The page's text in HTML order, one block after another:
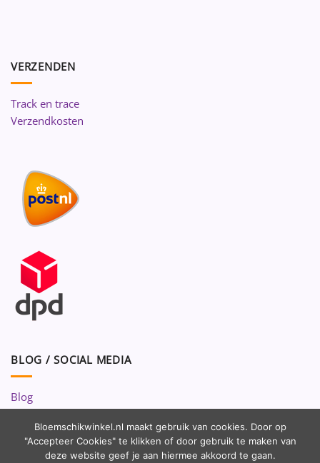
VERZENDEN
Track en trace
Verzendkosten
BLOG / SOCIAL MEDIA
Blog
Volg ons op:
Bloemschikwinkel.nl maakt gebruik van cookies. Door op
"Accepteer Cookies" te klikken of door gebruik te maken van
deze website geef je aan hiermee akkoord te gaan.